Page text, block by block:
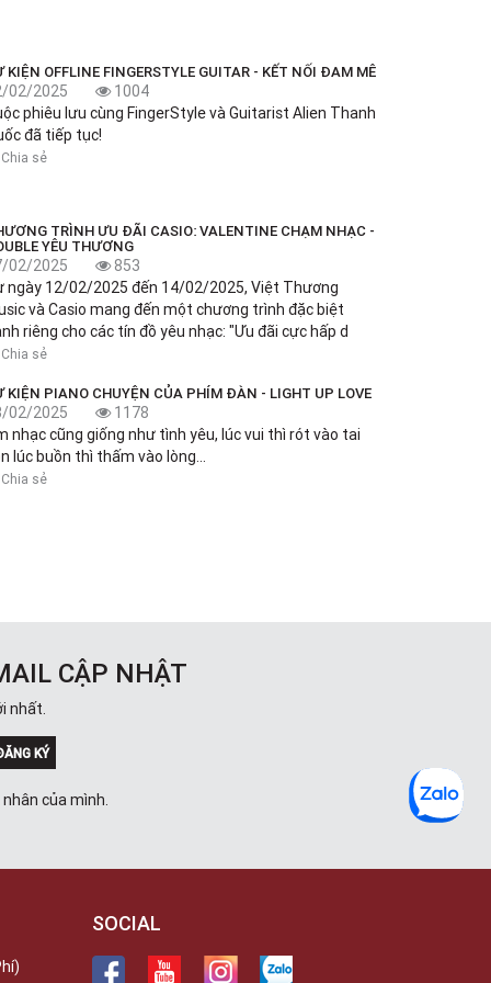
KIỆN OFFLINE FINGERSTYLE GUITAR - KẾT NỐI ĐAM MÊ
02/2025
1004
phiêu lưu cùng FingerStyle và Guitarist Alien Thanh
đã tiếp tục!
Chia sẻ
TRÌNH ƯU ĐÃI CASIO: VALENTINE CHẠM NHẠC -
YÊU THƯƠNG
02/2025
853
ngày 12/02/2025 đến 14/02/2025, Việt Thương
và Casio mang đến một chương trình đặc biệt
riêng cho các tín đồ yêu nhạc: "Ưu đãi cực hấp d
Chia sẻ
KIỆN PIANO CHUYỆN CỦA PHÍM ĐÀN - LIGHT UP LOVE
02/2025
1178
nhạc cũng giống như tình yêu, lúc vui thì rót vào tai
lúc buồn thì thấm vào lòng...
Chia sẻ
CẬP NHẬT
nhất.
KÝ
của mình.
SOCIAL